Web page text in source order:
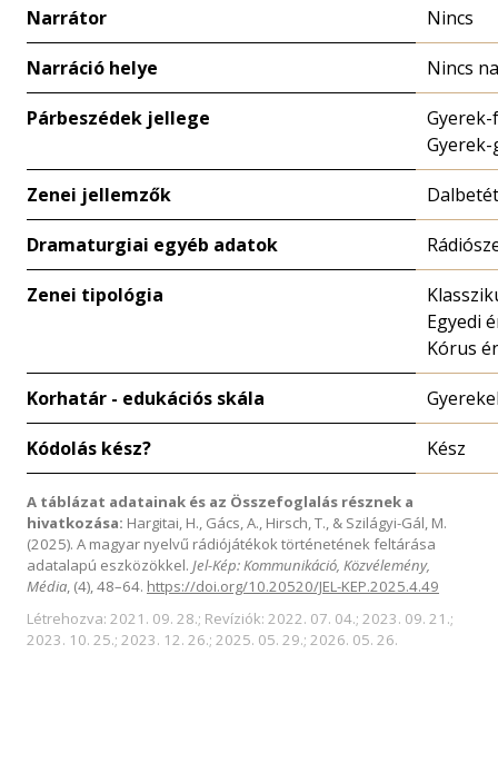
Narrátor Nincs
Narráció helye Nincs
Párbeszédek jellege
Zenei jellemzők Dalbetét
Dramaturgiai egyéb adatok
Zenei tipológia
Egyedi
Kórus
Korhatár - edukációs skála
Kódolás kész? Kész
A táblázat adatainak és az Összefoglalás résznek a
hivatkozása: Hargitai, H., Gács, A., Hirsch, T., & Szilágyi-Gál, M.
(2025). A magyar nyelvű rádiójátékok történetének feltárása
adatalapú eszközökkel. Jel-Kép: Kommunikáció, Közvélemény,
Média, (4), 48–64. https://doi.org/10.20520/JEL-KEP.2025.4.49
Létrehozva: 2021. 09. 28.; Revíziók: 2022. 07. 04.; 2023. 09. 21.;
2023. 10. 25.; 2023. 12. 26.; 2025. 05. 29.; 2026. 05. 26.